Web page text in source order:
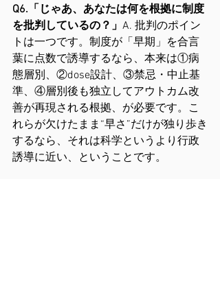
Q6.「じゃあ、あなたは何を根拠に制度
を批判しているの？」 A. 批判のポイン
トは一つです。制度が「早期」を合言
葉に点数で誘導するなら、本来は①病
態層別、②dose設計、③禁忌・中止基
準、④層別後も独立してアウトカム改
善が再現される根拠、が必要です。こ
れらが欠けたまま“早さ”だけが独り歩き
するなら、それは科学というより行政
誘導に近い、ということです。